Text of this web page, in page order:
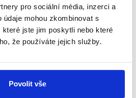
pro sociální média, inzerci a
údaje mohou zkombinovat s
jste jim poskytli nebo které
že používáte jejich služby.
Povolit vše
a mějte tak
jaké dezinformace a
v Česku šíří.
WhatsApp